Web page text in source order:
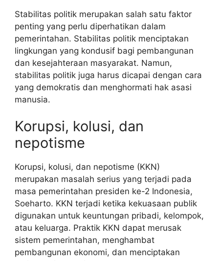
Stabilitas politik merupakan salah satu faktor
penting yang perlu diperhatikan dalam
pemerintahan. Stabilitas politik menciptakan
lingkungan yang kondusif bagi pembangunan
dan kesejahteraan masyarakat. Namun,
stabilitas politik juga harus dicapai dengan cara
yang demokratis dan menghormati hak asasi
manusia.
Korupsi, kolusi, dan
nepotisme
Korupsi, kolusi, dan nepotisme (KKN)
merupakan masalah serius yang terjadi pada
masa pemerintahan presiden ke-2 Indonesia,
Soeharto. KKN terjadi ketika kekuasaan publik
digunakan untuk keuntungan pribadi, kelompok,
atau keluarga. Praktik KKN dapat merusak
sistem pemerintahan, menghambat
pembangunan ekonomi, dan menciptakan